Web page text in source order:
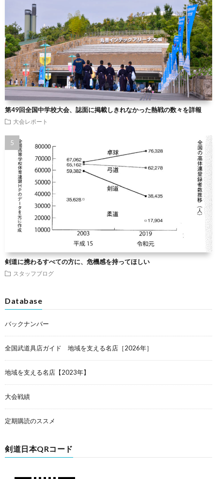
第49回全国中学校大会、誌面に掲載しきれなかった熱戦の数々を詳報
大会レポート
剣道に携わるすべての方に、危機感を持ってほしい
スタッフブログ
Database
バックナンバー
全国武道具店ガイド 地域を支える名店［2026年］
地域を支える名店【2023年】
大会戦績
定期購読のススメ
剣道日本QRコード